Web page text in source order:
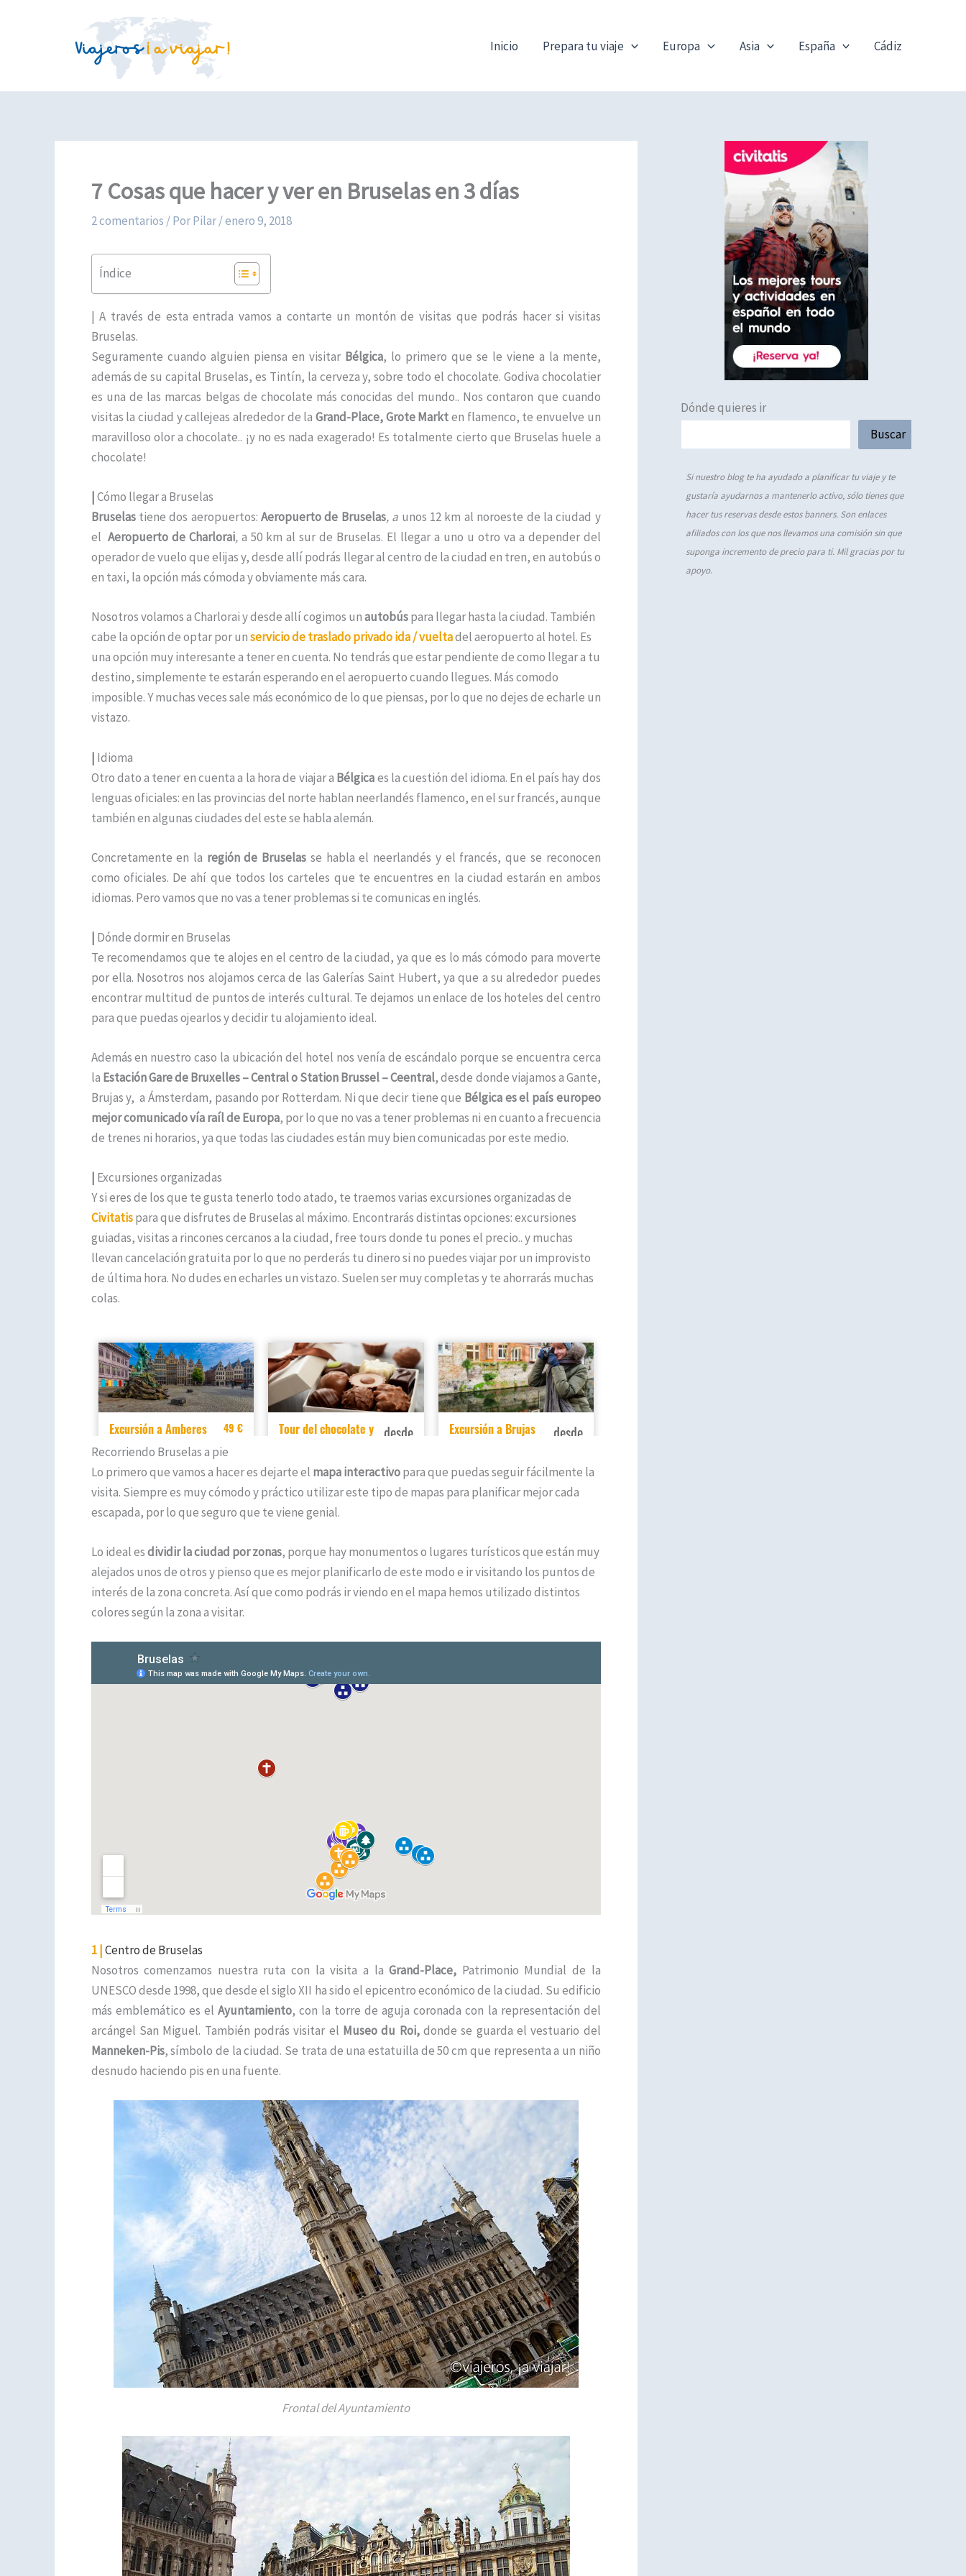
Inicio Prepara tu viaje Europa Asia España Cádiz
7 Cosas que hacer y ver en Bruselas en 3 días
2 comentarios / PorPilar/enero 9, 2018
Índice
| A través de esta entrada vamos a contarte un montón de visitas que podrás hacer si visitas
Bruselas.
Seguramente cuando alguien piensa en visitar Bélgica, lo primero que se le viene a la mente,
además de su capital Bruselas, es Tintín, la cerveza y, sobre todo el chocolate. Godiva chocolatier
es una de las marcas belgas de chocolate más conocidas del mundo.. Nos contaron que cuando
visitas la ciudad y callejeas alrededor de la Grand-Place,Grote Markten flamenco, te envuelve un
maravilloso olor a chocolate.. ¡y no es nada exagerado! Es totalmente cierto que Bruselas huele a
chocolate!
|Cómo llegar a Bruselas
Bruselastiene dos aeropuertos:Aeropuerto de Bruselas, a unos 12 km al noroeste de la ciudad y
elAeropuerto de Charlorai,a 50 km al sur de Bruselas. El llegar a uno u otro va a depender del
operador de vuelo que elijas y, desde allí podrás llegar al centro de la ciudad en tren, en autobús o
en taxi, la opción más cómoda y obviamente más cara.
Nosotros volamos a Charlorai y desde allí cogimos unautobúspara llegar hasta la ciudad. También
cabe la opción de optar por unservicio de traslado privado ida / vueltadel aeropuerto al hotel. Es
una opción muy interesante a tener en cuenta. No tendrás que estar pendiente de como llegar a tu
destino, simplemente te estarán esperando en el aeropuerto cuando llegues. Más comodo
imposible. Y muchas veces sale más económico de lo que piensas, por lo que no dejes de echarle un
vistazo.
| Idioma
Otro dato a tener en cuenta a la hora de viajar a Bélgicaes la cuestión del idioma. En el país hay dos
lenguas oficiales: en las provincias del norte hablan neerlandés flamenco, en el sur francés, aunque
también en algunas ciudades del este se habla alemán.
Concretamente en la región de Bruselas se habla el neerlandés y el francés, que se reconocen
como oficiales. De ahí que todos los carteles que te encuentres en la ciudad estarán en ambos
idiomas. Pero vamos que no vas a tener problemas si te comunicas en inglés.
| Dónde dormir en Bruselas
Te recomendamos que te alojes en el centro de la ciudad, ya que es lo más cómodo para moverte
por ella. Nosotros nos alojamos cerca de las Galerías Saint Hubert, ya que a su alrededor puedes
encontrar multitud de puntos de interés cultural. Te dejamos un enlace de los hoteles del centro
para que puedas ojearlos y decidir tu alojamiento ideal.
Además en nuestro caso la ubicación del hotel nos venía de escándalo porque se encuentra cerca
la Estación Gare de Bruxelles– Central o Station Brussel – Ceentral, desde donde viajamos a Gante,
Brujas y, a Ámsterdam, pasando por Rotterdam. Ni que decir tiene que Bélgica es el país europeo
mejor comunicado vía raíl de Europa, por lo que no vas a tener problemas ni en cuanto a frecuencia
de trenes ni horarios, ya que todas las ciudades están muy bien comunicadas por este medio.
| Excursiones organizadas
Y si eres de los que te gusta tenerlo todo atado, te traemos varias excursiones organizadas de
Civitatispara que disfrutes de Bruselas al máximo. Encontrarás distintas opciones: excursiones
guiadas, visitas a rincones cercanos a la ciudad, free tours donde tu pones el precio.. y muchas
llevan cancelación gratuita por lo que no perderás tu dinero si no puedes viajar por un improvisto
de última hora. No dudes en echarles un vistazo. Suelen ser muy completas y te ahorrarás muchas
colas.
Recorriendo Bruselas a pie
Lo primero que vamos a hacer es dejarte el mapa interactivopara que puedas seguir fácilmente la
visita. Siempre es muy cómodo y práctico utilizar este tipo de mapas para planificar mejor cada
escapada, por lo que seguro que te viene genial.
Lo ideal esdividir la ciudad por zonas, porque hay monumentos o lugares turísticos que están muy
alejados unos de otros y pienso que es mejor planificarlo de este modo e ir visitando los puntos de
interés de la zona concreta. Así que como podrás ir viendo en el mapa hemos utilizado distintos
colores según la zona a visitar.
1 |Centro de Bruselas
Nosotros comenzamos nuestra ruta con la visita a laGrand-Place, Patrimonio Mundial de la
UNESCO desde 1998, que desde el siglo XII ha sido el epicentro económico de la ciudad. Su edificio
más emblemático es el Ayuntamiento, con la torre de aguja coronada con la representación del
arcángel San Miguel. También podrás visitar el Museo du Roi,donde se guarda el vestuario del
Manneken-Pis, símbolo de la ciudad. Se trata de una estatuilla de 50 cm que representa a un niño
desnudo haciendo pis en una fuente.
Frontal del Ayuntamiento
Dónde quieres ir
Buscar
Si nuestro blog te ha ayudado a planificar tu viaje y te
gustaría ayudarnos a mantenerlo activo, sólo tienes que
hacer tus reservas desde estos banners. Son enlaces
afiliados con los que nos llevamos una comisión sin que
suponga incremento de precio para ti. Mil gracias por tu
apoyo.